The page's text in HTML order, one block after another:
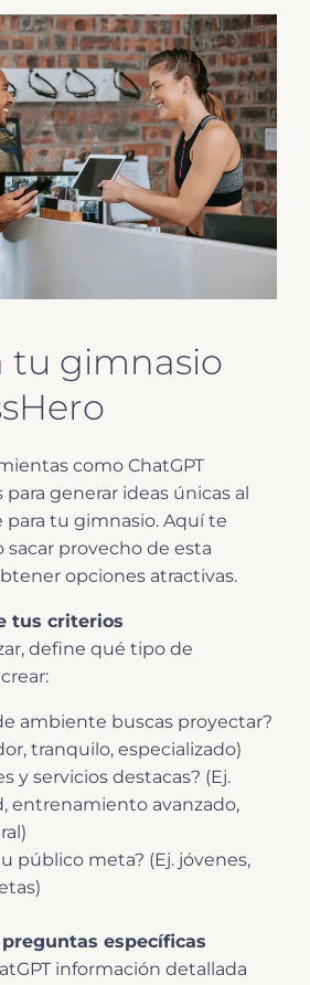
tu gimnasio
como ChatGPT
generar ideas únicas al
tu gimnasio. Aquí te
provecho de esta
opciones atractivas.
tus criterios
define qué tipo de
ambiente buscas proyectar?
tranquilo, especializado)
y servicios destacas? (Ej.
entrenamiento avanzado,
público meta? (Ej. jóvenes,
específicas
información detallada